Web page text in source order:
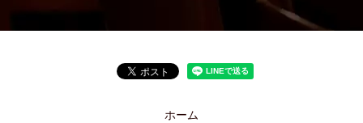
ホーム